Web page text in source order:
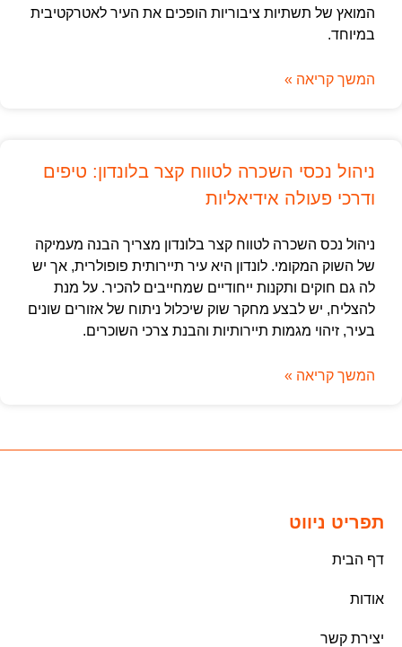
המואץ של תשתיות ציבוריות הופכים את העיר לאטרקטיבית
במיוחד.
המשך קריאה »
ניהול נכסי השכרה לטווח קצר בלונדון: טיפים
ודרכי פעולה אידיאליות
ניהול נכס השכרה לטווח קצר בלונדון מצריך הבנה מעמיקה
של השוק המקומי. לונדון היא עיר תיירותית פופולרית, אך יש
לה גם חוקים ותקנות ייחודיים שמחייבים להכיר. על מנת
להצליח, יש לבצע מחקר שוק שיכלול ניתוח של אזורים שונים
בעיר, זיהוי מגמות תיירותיות והבנת צרכי השוכרים.
המשך קריאה »
תפריט ניווט
דף הבית
אודות
יצירת קשר